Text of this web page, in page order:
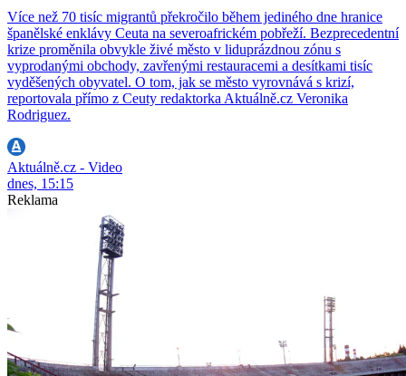
Více než 70 tisíc migrantů překročilo během jediného dne hranice
španělské enklávy Ceuta na severoafrickém pobřeží. Bezprecedentní
krize proměnila obvykle živé město v liduprázdnou zónu s
vyprodanými obchody, zavřenými restauracemi a desítkami tisíc
vyděšených obyvatel. O tom, jak se město vyrovnává s krizí,
reportovala přímo z Ceuty redaktorka Aktuálně.cz Veronika
Rodriguez.
Aktuálně.cz - Video
dnes, 15:15
Reklama